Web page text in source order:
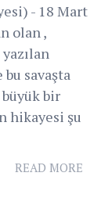
- 18 Mart
olan ,
bu savaşta
bir
hikayesi şu
READ MORE